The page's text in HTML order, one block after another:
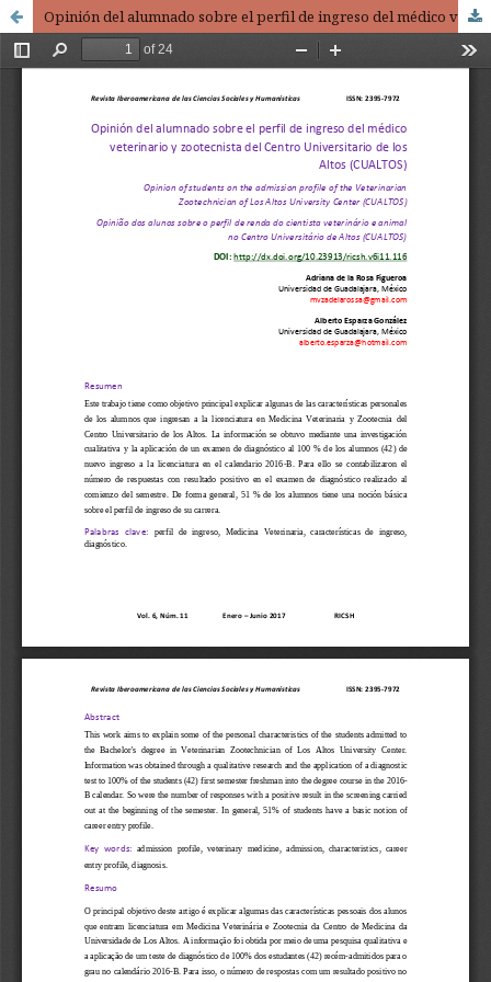
Opinión del alumnado sobre el perfil de ingreso del médico veterinario y zootecnista del Centro Universitario de los Altos (CUALTOS) / Opinion of students on the admission profile of the Veterinarian Zootechnician of Los Altos University Center (CUALTOS)